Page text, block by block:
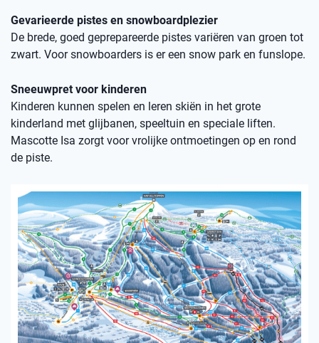
Gevarieerde pistes en snowboardplezier
De brede, goed geprepareerde pistes variëren van groen tot
zwart. Voor snowboarders is er een snow park en funslope.
Sneeuwpret voor kinderen
Kinderen kunnen spelen en leren skiën in het grote
kinderland met glijbanen, speeltuin en speciale liften.
Mascotte Isa zorgt voor vrolijke ontmoetingen op en rond
de piste.